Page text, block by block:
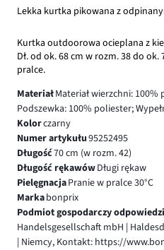
Lekka kurtka pikowana z
Kurtka outdoorowa ocieplana z
Dł. od ok. 68 cm w rozm. 38 do
pralce.
MateriałMateriał wierzchni:
Podszewka: 100% poliester;
Kolorczarny
Numer artykułu95252495
Długość70 cm (w rozm. 42)
Długość rękawówDługi rękaw
PielęgnacjaPranie w pralce 30°C
Markabonprix
Podmiot gospodarczy
Handelsgesellschaft mbH |
| Niemcy, Kontakt: https://